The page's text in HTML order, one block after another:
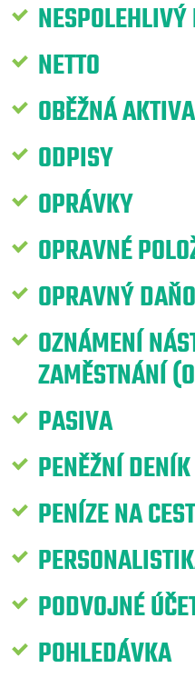
NESPOLEHLIVÝ
NETTO
OBĚŽNÁ AKTIVA
ODPISY
OPRÁVKY
OPRAVNÉ
OPRAVNÝ
OZNÁMENÍ
ZAMĚSTNÁNÍ
PASIVA
PENĚŽNÍ DENÍK
PENÍZE NA
PODVOJNÉ
POHLEDÁVKA